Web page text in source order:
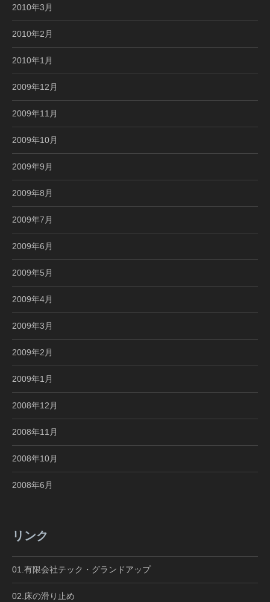
2010年3月
2010年2月
2010年1月
2009年12月
2009年11月
2009年10月
2009年9月
2009年8月
2009年7月
2009年6月
2009年5月
2009年4月
2009年3月
2009年2月
2009年1月
2008年12月
2008年11月
2008年10月
2008年6月
リンク
01.有限会社テック・グランドアップ
02.床の滑り止め